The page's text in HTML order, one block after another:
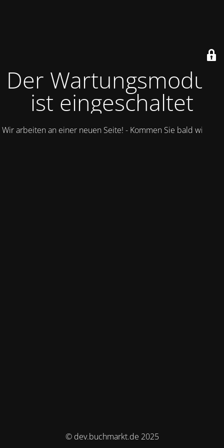
Der Wartungsmodus
ist eingeschaltet
Wir arbeiten an einer neuen Seite! - Kommen Sie bald wieder.
© dev.buchmarkt.de 2025